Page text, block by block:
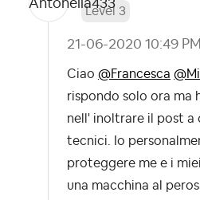
Level 3
‎21-06-2020 10:49 PM
Ciao @Francesca
rispondo solo ora ma
nell' inoltrare il post a
tecnici. Io
proteggere me e i
una macchina al